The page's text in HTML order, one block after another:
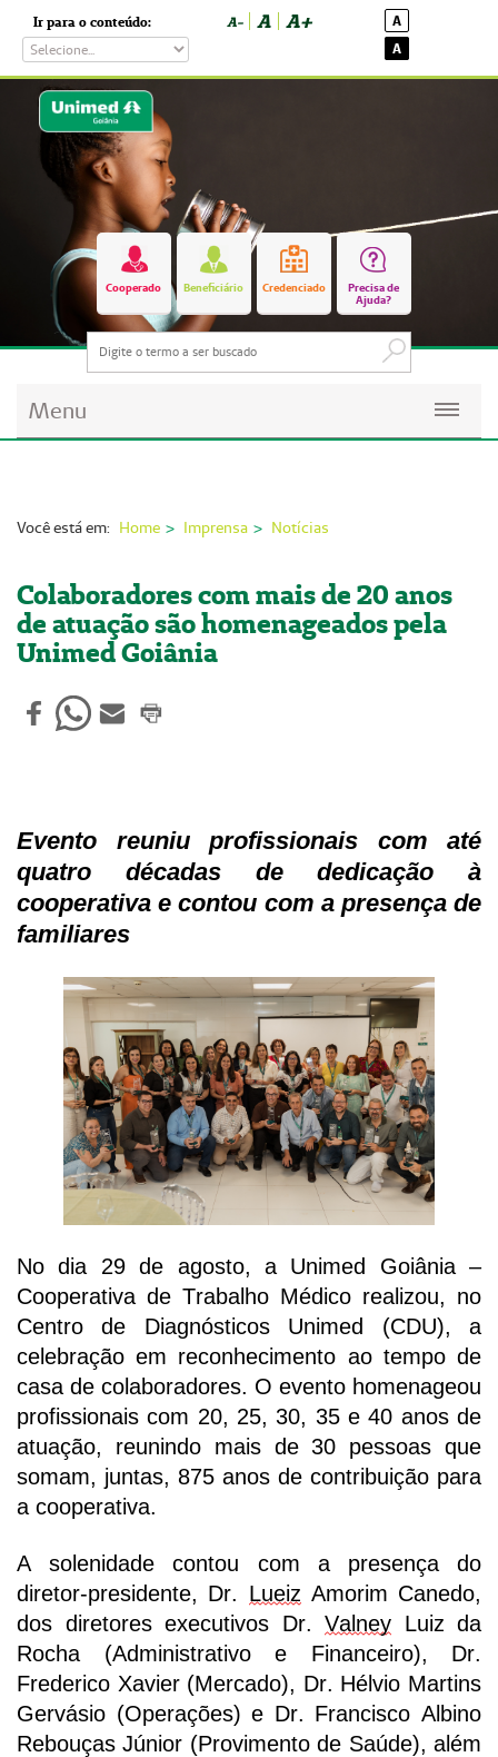
Ir para o conteúdo: A- A A+
A
A
Cooperado Beneficiário Credenciado
Precisa de
Ajuda?
Menu
Imprensa
Institucional
Fale Conosco
Você está em: Home Imprensa Notícias
Colaboradores com mais de 20 anos
de atuação são homenageados pela
Unimed Goiânia
Evento reuniu profissionais com até
quatro décadas de dedicação à
cooperativa e contou com a presença de
familiares
No dia 29 de agosto, a Unimed Goiânia –
Cooperativa de Trabalho Médico realizou, no
Centro de Diagnósticos Unimed (CDU), a
celebração em reconhecimento ao tempo de
casa de colaboradores. O evento homenageou
profissionais com 20, 25, 30, 35 e 40 anos de
atuação, reunindo mais de 30 pessoas que
somam, juntas, 875 anos de contribuição para
a cooperativa.
A solenidade contou com a presença do
diretor-presidente, Dr. Lueiz Amorim Canedo,
dos diretores executivos Dr. Valney Luiz da
Rocha (Administrativo e Financeiro), Dr.
Frederico Xavier (Mercado), Dr. Hélvio Martins
Gervásio (Operações) e Dr. Francisco Albino
Rebouças Júnior (Provimento de Saúde), além